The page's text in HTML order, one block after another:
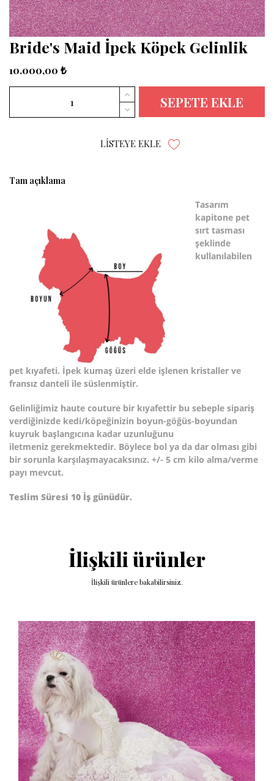
Bride's Maid İpek Köpek Gelinlik
10.000,00 ₺
SEPETE EKLE
LISTEYE EKLE
Tam açıklama
Tasarım
kapitone pet
sırt tasması
şeklinde
kullanılabilen
pet kıyafeti. İpek kumaş üzeri elde işlenen kristaller ve
fransız danteli ile süslenmiştir.
Gelinliğimiz haute couture bir kıyafettir bu sebeple sipariş
verdiğinizde kedi/köpeğinizin boyun-göğüs-boyundan
kuyruk başlangıcına kadar uzunluğunu
iletmeniz gerekmektedir. Böylece bol ya da dar olması gibi
bir sorunla karşılaşmayacaksınız. +/- 5 cm kilo alma/verme
payı mevcut.
Teslim Süresi 10 İş günüdür.
İlişkili ürünler
İlişkili ürünlere bakabilirsiniz.